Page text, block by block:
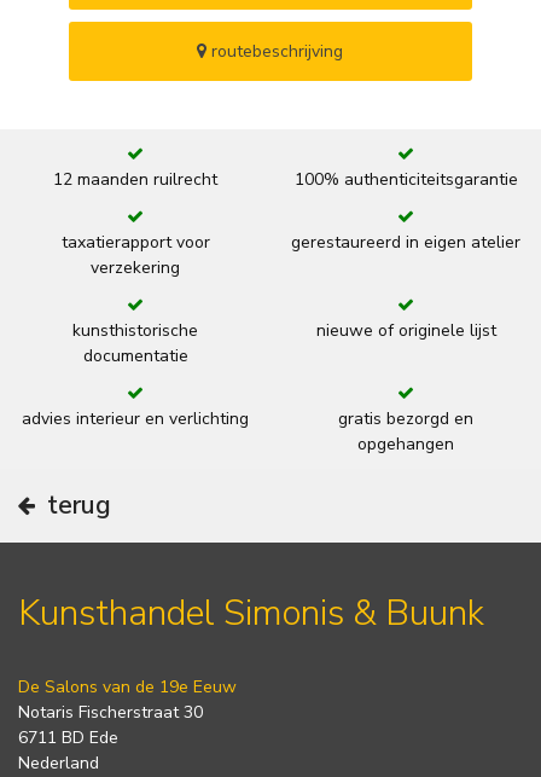
routebeschrijving
12 maanden ruilrecht 100% authenticiteitsgarantie
taxatierapport voor
verzekering
gerestaureerd in eigen atelier
kunsthistorische
documentatie
nieuwe of originele lijst
advies interieur en verlichting
gratis bezorgd en
opgehangen
terug
Kunsthandel Simonis & Buunk
De Salons van de 19e Eeuw
Notaris Fischerstraat 30
6711 BD Ede
Nederland